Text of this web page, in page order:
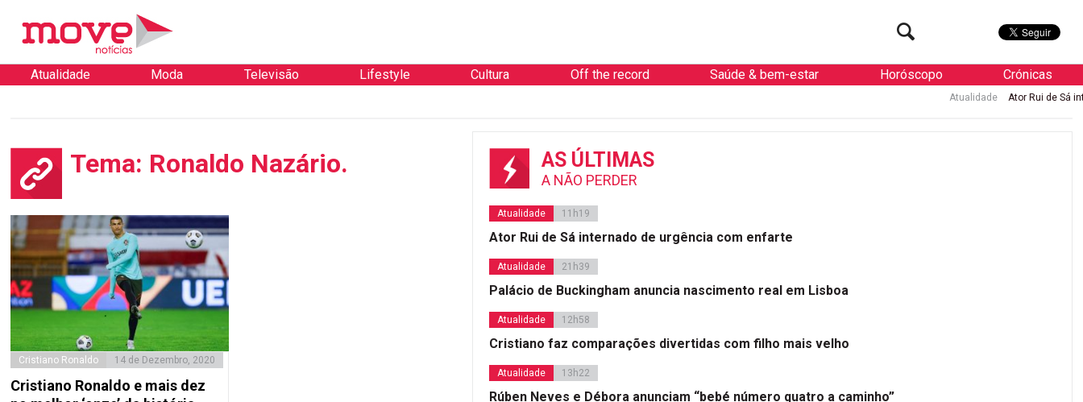
Atualidade Moda Televisão Lifestyle Cultura Off the record Saúde & bem-estar Horóscopo Crónicas
Atualidade Ator Rui de Sá
Tema: Ronaldo Nazário.
Cristiano Ronaldo 14 de Dezembro, 2020
Cristiano Ronaldo e mais dez
AS ÚLTIMAS
A NÃO PERDER
Atualidade 11h19
Ator Rui de Sá internado de urgência com enfarte
Atualidade 21h39
Palácio de Buckingham anuncia nascimento real em Lisboa
Atualidade 12h58
Cristiano faz comparações divertidas com filho mais velho
Atualidade 13h22
Rúben Neves e Débora anunciam “bebé número quatro a caminho”